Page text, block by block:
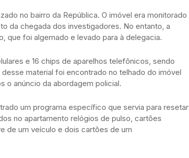
no bairro da República. O imóvel era monitorado
da chegada dos investigadores. No entanto, a
que foi algemado e levado para à delegacia.
e 16 chips de aparelhos telefônicos, sendo
material foi encontrado no telhado do imóvel
o anúncio da abordagem policial.
um programa específico que servia para resetar
no apartamento relógios de pulso, cartões
de um veículo e dois cartões de um